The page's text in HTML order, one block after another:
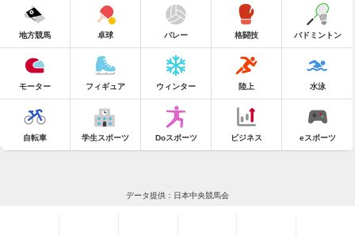
地方競馬 卓球 バレー 格闘技 バドミントン
モーター フィギュア ウィンター 陸上 水泳
自転車 学生スポーツ Doスポーツ ビジネス eスポーツ
データ提供：日本中央競馬会